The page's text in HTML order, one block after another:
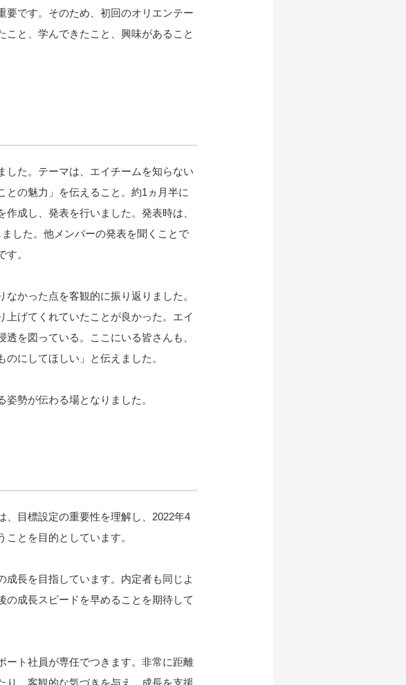
要です。そのため、初回のオリエンテー
と、学んできたこと、興味があること
した。テーマは、エイチームを知らない
の魅力」を伝えること。約1ヵ月半に
成し、発表を行いました。発表時は、
した。他メンバーの発表を聞くことで
。
かった点を客観的に振り返りました。
上げてくれていたことが良かった。エイ
を図っている。ここにいる皆さんも、
にしてほしい」と伝えました。
勢が伝わる場となりました。
、目標設定の重要性を理解し、2022年4
とを目的としています。
長を目指しています。内定者も同じよ
の成長スピードを早めることを期待して
ート社員が専任でつきます。非常に距離